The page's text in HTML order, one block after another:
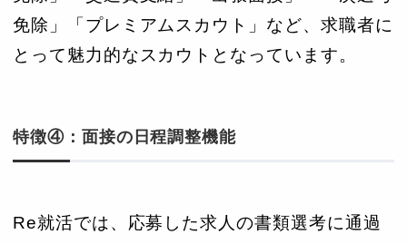
免除」「プレミアムスカウト」など、求職者に
とって魅力的なスカウトとなっています。
特徴④：面接の日程調整機能
Re就活では、応募した求人の書類選考に通過